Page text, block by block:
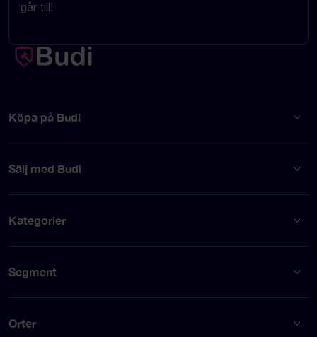
går till!
Köpa på Budi
Sälj med Budi
Kategorier
Segment
Orter